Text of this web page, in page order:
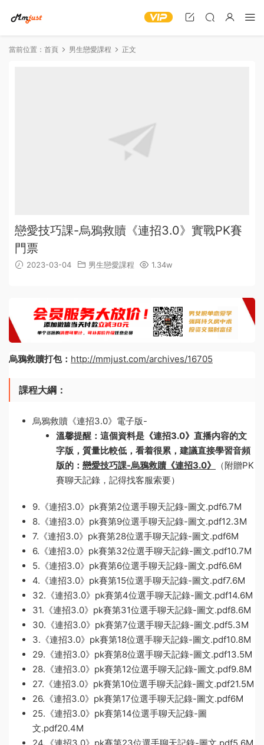
當前位置： 首頁 男生戀愛課程 正文
戀愛技巧課-烏鴉救贖《連招3.0》實戰PK賽
門票
2023-03-04 男生戀愛課程 1.34w
烏鴉救贖打包： http://mmjust.com/archives/16705
課程大綱：
烏鴉救贖《連招3.0》電子版-
溫馨提醒：這個資料是《連招3.0》直播内容的文
字版，質量比較低，看着很累，建議直接學習音頻
版的： 戀愛技巧課-烏鴉救贖《連招3.0》
（附贈PK
賽聊天記錄，記得找客服索要）
9.《連招3.0》pk賽第2位選手聊天記錄-圖文.pdf6.7M
8.《連招3.0》pk賽第9位選手聊天記錄-圖文.pdf12.3M
7.《連招3.0》pk賽第28位選手聊天記錄-圖文.pdf6M
6.《連招3.0》pk賽第32位選手聊天記錄-圖文.pdf10.7M
5.《連招3.0》pk賽第6位選手聊天記錄-圖文.pdf6.6M
4.《連招3.0》pk賽第15位選手聊天記錄-圖文.pdf7.6M
32.《連招3.0》pk賽第4位選手聊天記錄-圖文.pdf14.6M
31.《連招3.0》pk賽第31位選手聊天記錄-圖文.pdf8.6M
30.《連招3.0》pk賽第7位選手聊天記錄-圖文.pdf5.3M
3.《連招3.0》pk賽第18位選手聊天記錄-圖文.pdf10.8M
29.《連招3.0》pk賽第8位選手聊天記錄-圖文.pdf13.5M
28.《連招3.0》pk賽第12位選手聊天記錄-圖文.pdf9.8M
27.《連招3.0》pk賽第10位選手聊天記錄-圖文.pdf21.5M
26.《連招3.0》pk賽第17位選手聊天記錄-圖文.pdf6M
25.《連招3.0》pk賽第14位選手聊天記錄-圖
文.pdf20.4M